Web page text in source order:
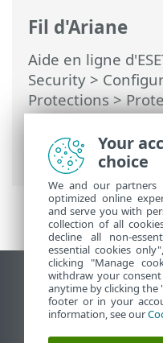
Fil d'Ariane
Aide en ligne
Security >
Protections>
messagerie>
d’adresses>Listes
Ajouter/modifier
Afficher le site
End of Life
Base de
Your
choice
We and our
optimized online
and serve you with
collection of all
decline all non-
essential cookies
clicking "Manage
withdraw your
anytime by clicking the
footer or in your
information, see our